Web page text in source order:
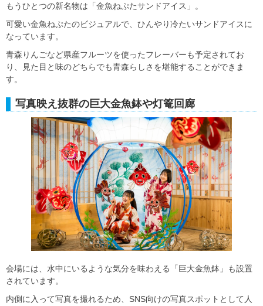
もうひとつの新名物は「金魚ねぷたサンドアイス」。
可愛い金魚ねぷたのビジュアルで、ひんやり冷たいサンドアイスに
なっています。
青森りんごなど県産フルーツを使ったフレーバーも予定されてお
り、見た目と味のどちらでも青森らしさを堪能することができま
す。
写真映え抜群の巨大金魚鉢や灯篭回廊
会場には、水中にいるような気分を味わえる「巨大金魚鉢」も設置
されています。
内側に入って写真を撮れるため、SNS向けの写真スポットとして人